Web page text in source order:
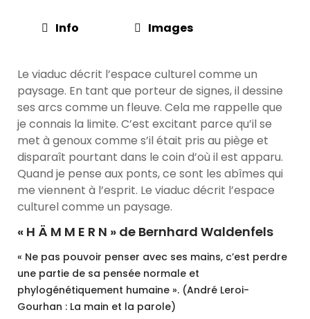
Info Images
Le viaduc décrit l’espace culturel comme un
paysage. En tant que porteur de signes, il dessine
ses arcs comme un fleuve. Cela me rappelle que
je connais la limite. C’est excitant parce qu’il se
met à genoux comme s’il était pris au piège et
disparaît pourtant dans le coin d’où il est apparu.
Quand je pense aux ponts, ce sont les abîmes qui
me viennent à l’esprit. Le viaduc décrit l’espace
culturel comme un paysage.
« H Ä M M E R N » de Bernhard Waldenfels
« Ne pas pouvoir penser avec ses mains, c’est perdre
une partie de sa pensée normale et
phylogénétiquement humaine ». (André Leroi-
Gourhan : La main et la parole)